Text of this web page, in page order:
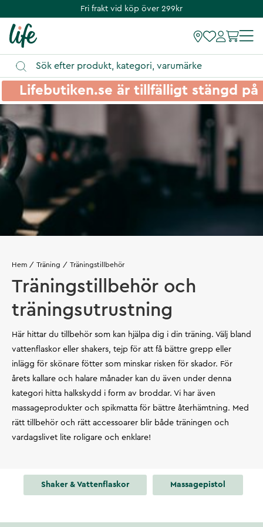
Fri frakt vid köp över 299kr
Lifebutiken.se är tillfälligt stängd
Hem Träning Träningstillbehör
Träningstillbehör och
träningsutrustning
Här hittar du tillbehör som kan hjälpa dig i din träning. Välj bland
vattenflaskor eller shakers, tejp för att få bättre grepp eller
inlägg för skönare fötter som minskar risken för skador. För
årets kallare och halare månader kan du även under denna
kategori hitta halkskydd i form av broddar. Vi har även
massageprodukter och spikmatta för bättre återhämtning. Med
rätt tillbehör och rätt accessoarer blir både träningen och
vardagslivet lite roligare och enklare!
Shaker & Vattenflaskor Massagepistol